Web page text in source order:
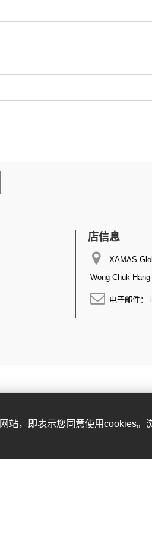
店信息
XAMAS
Wong Chuk
电子邮件：
站，即表示您同意使用cookies。